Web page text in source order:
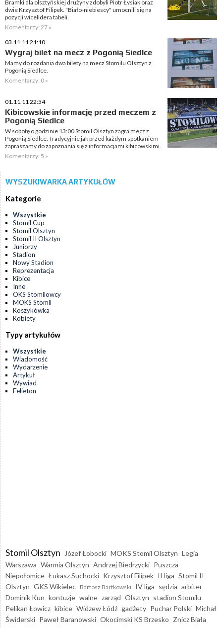
Bramki dla olsztyńskiej drużyny zdobyli Piotr Łysiak oraz
dwie Krzysztof Filipek. "Biało-niebiescy" umocnili się na
pozycji wicelidera tabeli.
Komentarzy: 27 »
03.11.11 21:10
Wygraj bilet na mecz z Pogonią Siedlce
Mamy do rozdania dwa bilety na mecz Stomilu Olsztyn z
Pogonią Siedlce.
Komentarzy: 0 »
01.11.11 22:54
Kibicowskie informację przed meczem z
Pogonią Siedlce
W sobotę o godzinie 13:00 Stomil Olsztyn zagra mecz z
Pogonią Siedlce. Tradycyjnie jak przed każdym spotkaniem
zapraszamy do zapoznania się z informacjami kibicowskimi.
Komentarzy: 5 »
WYSZUKIWARKA ARTYKUŁÓW
Kategorie
Wszystkie
Stomil Cup
Stomil Olsztyn
Stomil II Olsztyn
Juniorzy
Stadion
Nowy Stadion
Reprezentacja
Kibice
Inne
OKS Stomilowcy
MOKS Stomil
Koszykówka
Kobiety
Typy artykułów
Wszystkie
Wiadomość
Wydarzenie
Artykuł
Wywiad
Felieton
Stomil Olsztyn Józef Łobocki MOKS Stomil Olsztyn Legia
Warszawa Warmia Olsztyn Andrzej Biedrzycki Puszcza
Niepołomice Łukasz Suchocki Krzysztof Filipek II liga Stomil II
Olsztyn GKS Wikielec Bartosz Bartkowski IV liga sędzia arbiter
Dominik Kun kontuzje walne zarząd Olsztyn stadion Stomilu
Pelikan Łowicz kibice Widzew Łódź gadżety Puchar Polski Michał
Świderski Paweł Baranowski Okocimski KS Brzesko Znicz Biała